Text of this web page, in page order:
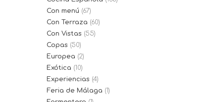
Con menú (67)
Con Terraza (60)
Con Vistas (55)
Copas (50)
Europea (2)
Exótica (10)
Experiencias (4)
Feria de Málaga (1)